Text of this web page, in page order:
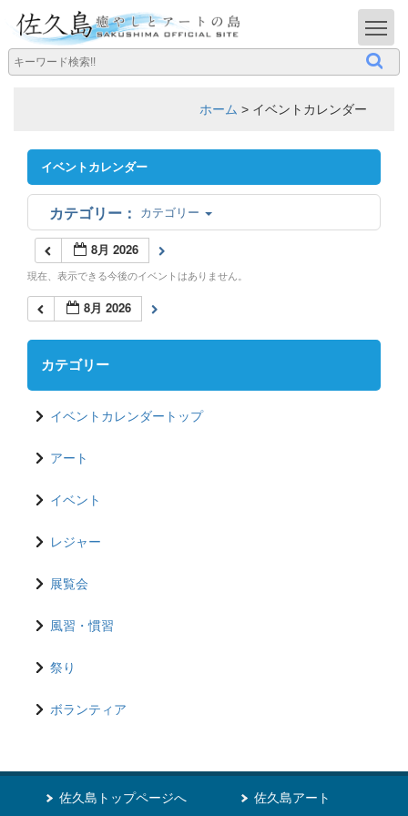
ホーム > イベントカレンダー
イベントカレンダー
カテゴリー
8月 2026
現在、表示できる今後のイベントはありません。
8月 2026
カテゴリー
イベントカレンダートップ
アート
イベント
レジャー
展覧会
風習・慣習
祭り
ボランティア
佐久島トップページへ 佐久島アート